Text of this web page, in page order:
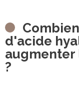
d'acide
augmenter
?